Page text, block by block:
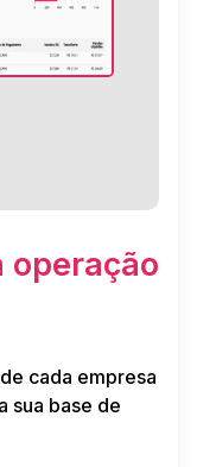
operação
cada empresa
sua base de